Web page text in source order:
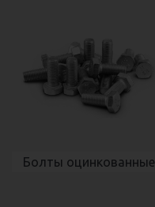
Болты оцинкованные